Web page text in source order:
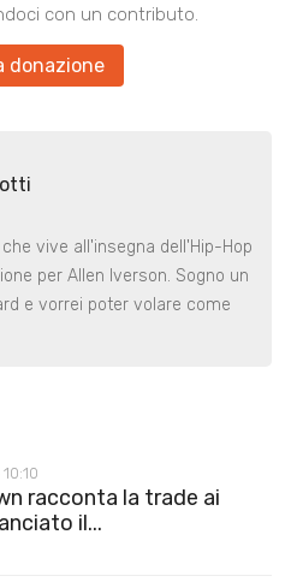
con un contributo.
donazione
vive all'insegna dell'Hip-Hop
per Allen Iverson. Sogno un
e vorrei poter volare come
racconta la trade ai
il...